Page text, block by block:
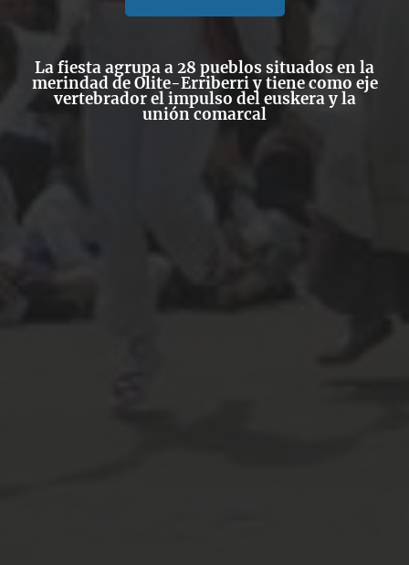
La fiesta agrupa a 28 pueblos situados en la
merindad de Olite-Erriberri y tiene como eje
vertebrador el impulso del euskera y la
unión comarcal